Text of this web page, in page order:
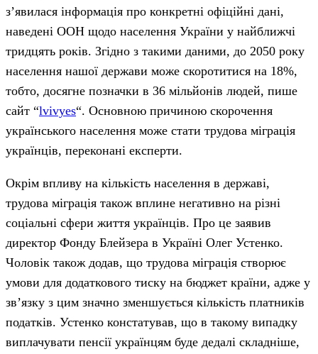
з’явилася інформація про конкретні офіційні дані,
наведені ООН щодо населення України у найближчі
тридцять років. Згідно з такими даними, до 2050 року
населення нашої держави може скоротитися на 18%,
тобто, досягне позначки в 36 мільйонів людей, пише
сайт “lvivyes“. Основною причиною скорочення
українського населення може стати трудова міграція
українців, переконані експерти.
Окрім впливу на кількість населення в державі,
трудова міграція також вплине негативно на різні
соціальні сфери життя українців. Про це заявив
директор Фонду Блейзера в Україні Олег Устенко.
Чоловік також додав, що трудова міграція створює
умови для додаткового тиску на бюджет країни, адже у
зв’язку з цим значно зменшується кількість платників
податків. Устенко констатував, що в такому випадку
виплачувати пенсії українцям буде дедалі складніше,